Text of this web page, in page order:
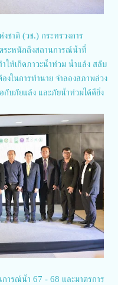
ชาติ (วช.) กระทรวงการ
ระหนักถึงสถานการณ์น้ำที่
ให้เกิดภาวะน้ำท่วม น้ำแล้ง สลับ
งในการทำนาย จำลองสภาพล่วง
กับภัยแล้ง และภัยน้ำท่วมได้ดียิ่ง
การณ์น้ำ 67 - 68 และมาตรการ